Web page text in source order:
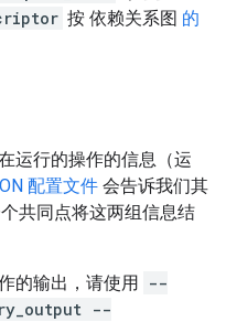
按 依赖关系图 的
运行的操作的信息（运
配置文件 会告诉我们其
共同点将这两组信息结
的输出，请使用
--
--